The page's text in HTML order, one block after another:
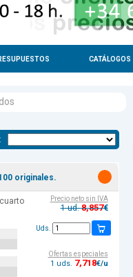
CATÁLOGOS
originales.
Precio neto sin IVA
1 ud.8,857€
Uds.
Ofertas especiales
1 uds. 7,718€/u